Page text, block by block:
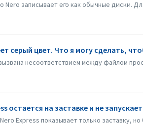
Nero записывает его как обычные диски.
серый цвет. Что я могу сделать,
несоответствием между файлом
остается на заставке и не
Express показывает только